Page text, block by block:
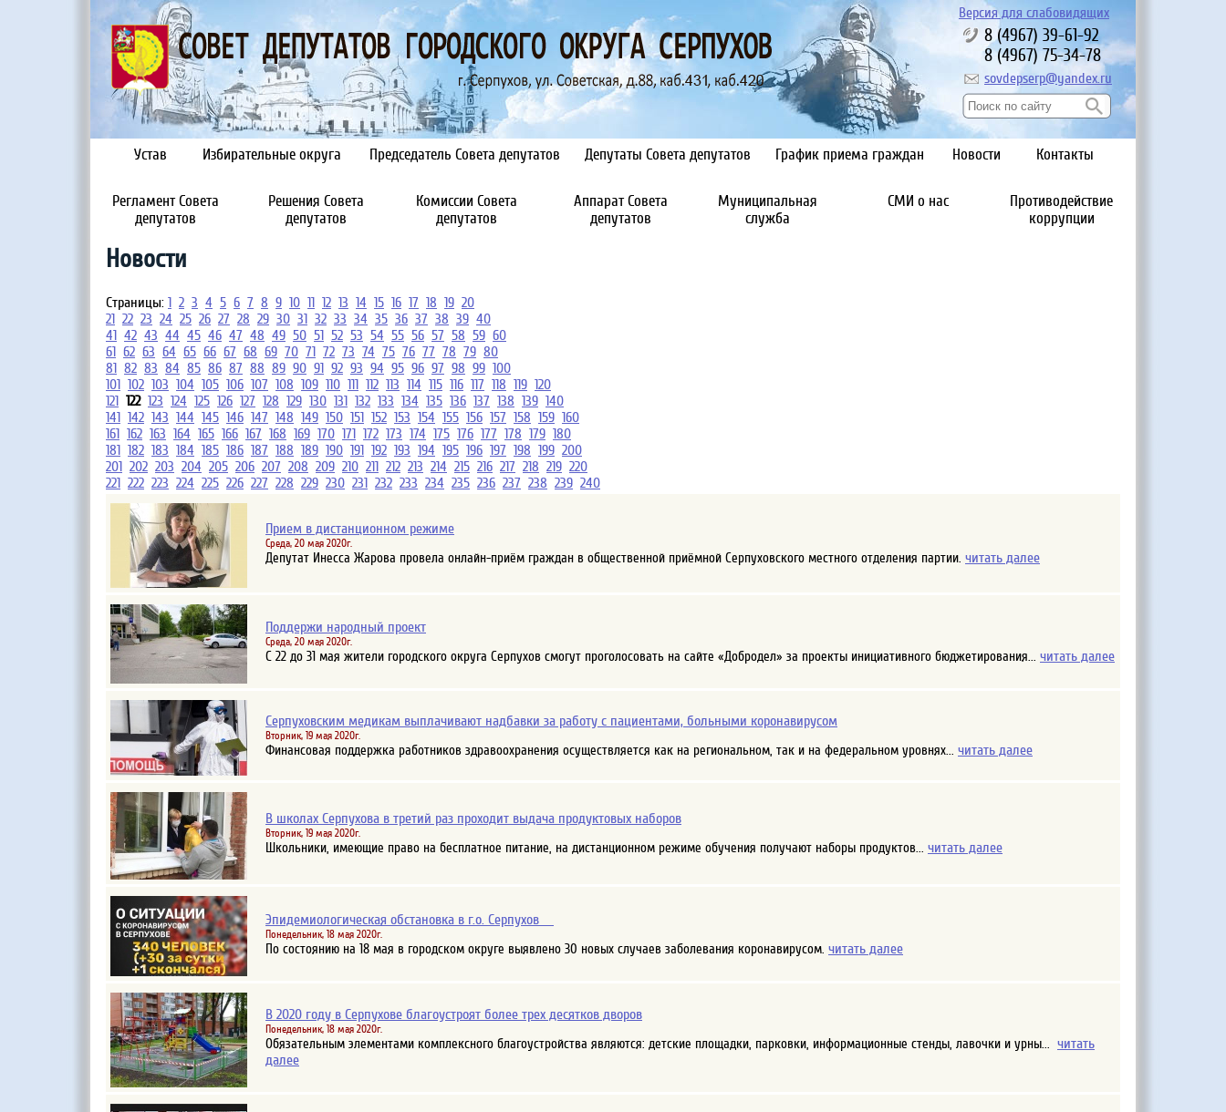
Версия для слабовидящих
8 (4967) 39-61-92
8 (4967) 75-34-78
sovdepserp@yandex.ru
Устав Избирательные округа Председатель Совета депутатов Депутаты Совета депутатов График приема граждан Новости Контакты
Регламент Совета
депутатов
Решения Совета
депутатов
Комиссии Совета
депутатов
Аппарат Совета
депутатов
Муниципальная
служба
СМИ о нас
Противодействие
коррупции
Новости
Страницы: 1 2 3 4 5 6 7 8 9 10 11 12 13 14 15 16 17 18 19 20
21 22 23 24 25 26 27 28 29 30 31 32 33 34 35 36 37 38 39 40
41 42 43 44 45 46 47 48 49 50 51 52 53 54 55 56 57 58 59 60
61 62 63 64 65 66 67 68 69 70 71 72 73 74 75 76 77 78 79 80
81 82 83 84 85 86 87 88 89 90 91 92 93 94 95 96 97 98 99 100
101 102 103 104 105 106 107 108 109 110 111 112 113 114 115 116 117 118 119 120
121 122 123 124 125 126 127 128 129 130 131 132 133 134 135 136 137 138 139 140
141 142 143 144 145 146 147 148 149 150 151 152 153 154 155 156 157 158 159 160
161 162 163 164 165 166 167 168 169 170 171 172 173 174 175 176 177 178 179 180
181 182 183 184 185 186 187 188 189 190 191 192 193 194 195 196 197 198 199 200
201 202 203 204 205 206 207 208 209 210 211 212 213 214 215 216 217 218 219 220
221 222 223 224 225 226 227 228 229 230 231 232 233 234 235 236 237 238 239 240
Прием в дистанционном режиме
Среда, 20 мая 2020г.
Депутат Инесса Жарова провела онлайн-приём граждан в общественной приёмной Серпуховского местного отделения партии. читать далее
Поддержи народный проект
Среда, 20 мая 2020г.
С 22 до 31 мая жители городского округа Серпухов смогут проголосовать на сайте «Добродел» за проекты инициативного бюджетирования... читать далее
Серпуховским медикам выплачивают надбавки за работу с пациентами, больными коронавирусом
Вторник, 19 мая 2020г.
Финансовая поддержка работников здравоохранения осуществляется как на региональном, так и на федеральном уровнях... читать далее
В школах Серпухова в третий раз проходит выдача продуктовых наборов
Вторник, 19 мая 2020г.
Школьники, имеющие право на бесплатное питание, на дистанционном режиме обучения получают наборы продуктов... читать далее
Эпидемиологическая обстановка в г.о. Серпухов ⠀
Понедельник, 18 мая 2020г.
По состоянию на 18 мая в городском округе выявлено 30 новых случаев заболевания коронавирусом. читать далее
В 2020 году в Серпухове благоустроят более трех десятков дворов
Понедельник, 18 мая 2020г.
Обязательным элементами комплексного благоустройства являются: детские площадки, парковки, информационные стенды, лавочки и урны... читать
далее